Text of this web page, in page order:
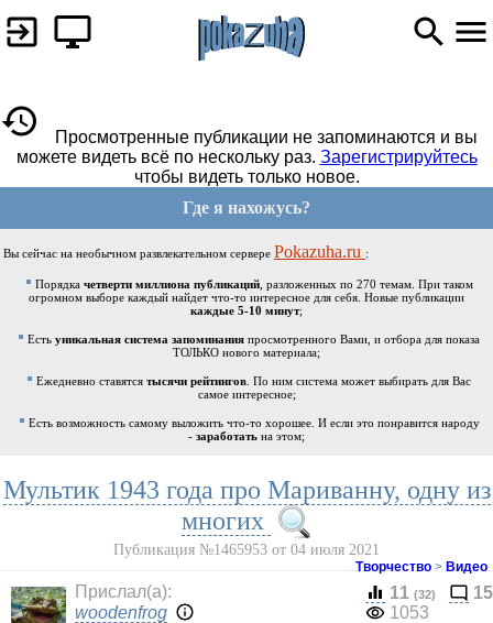
Просмотренные публикации не запоминаются и вы
можете видеть всё по нескольку раз. Зарегистрируйтесь
чтобы видеть только новое.
Где я нахожусь?
Вы сейчас на необычном развлекательном сервере Pokazuha.ru :
Порядка четверти миллиона публикаций, разложенных по 270 темам. При таком
огромном выборе каждый найдет что-то интересное для себя. Новые публикации
каждые 5-10 минут;
Есть уникальная система запоминания просмотренного Вами, и отбора для показа
ТОЛЬКО нового материала;
Ежедневно ставятся тысячи рейтингов . По ним система может выбирать для Вас
самое интересное;
Есть возможность самому выложить что-то хорошее. И если это понравится народу
- заработать на этом;
Мультик 1943 года про Мариванну, одну из
многих
Публикация №1465953 от 04 июля 2021
Творчество > Видео
Прислал(a):
woodenfrog
11 (32)
15
1053